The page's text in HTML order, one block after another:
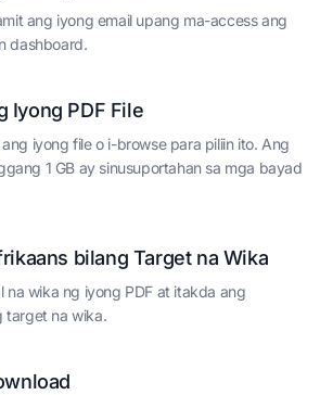
ang iyong email upang ma-access ang
dashboard.
Iyong PDF File
iyong file o i-browse para piliin ito. Ang
1 GB ay sinusuportahan sa mga bayad
bilang Target na Wika
na wika ng iyong PDF at itakda ang
target na wika.